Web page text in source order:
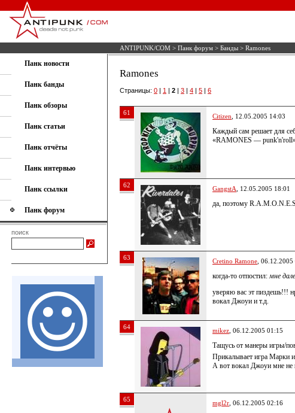
ANTIPUNK/COM > Панк форум > Банды > Ramones
Панк новости
Панк банды
Панк обзоры
Панк статьи
Панк отчёты
Панк интервью
Панк ссылки
Панк форум
поиск
Ramones
Страницы: 0 | 1 | 2 | 3 | 4 | 5 | 6
61 Citizen , 12.05.2005 14:03
Каждый сам решает для
«RAMONES — punk'n'roll»
62 GangstA , 12.05.2005 18:01
да, поэтому
63 Cretino Ramone ,
когда-то отпостил:мне
уверяю вас эт пиздешь!!!
вокал Джоуи и т.д.
64 mikez , 06.12.2005 01:15
Тащусь от манеры игры/
Прикалывает игра Марки
А вот вокал Джоуи мне не
65 mgl2r , 06.12.2005 02:16